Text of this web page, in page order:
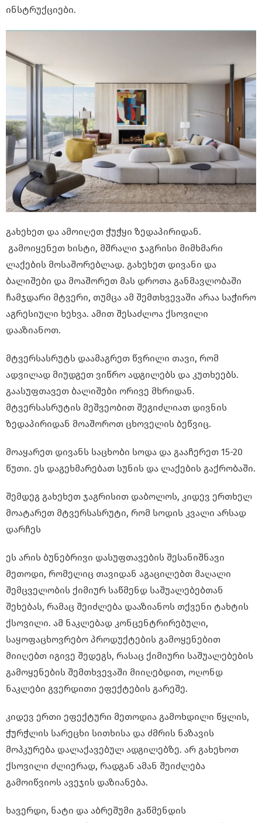
ინსტრუქციები.
გახეხეთ და ამოიღეთ ჭუჭყი ზედაპირიდან.
გამოიყენეთ ხისტი, მშრალი ჯაგრისი მიმხმარი
ლაქების მოსაშორებლად. გახეხეთ დივანი და
ბალიშები და მოაშორეთ მას დროთა განმავლობაში
ჩამჯდარი მტვერი, თუმცა ამ შემთხვევაში არაა საჭირო
აგრესიული ხეხვა. ამით შესაძლოა ქსოვილი
დააზიანოთ.
მტვერსასრუტს დაამაგრეთ წვრილი თავი, რომ
ადვილად მიუდგეთ ვიწრო ადგილებს და კუთხეებს.
გაასუფთავეთ ბალიშები ორივე მხრიდან.
მტვერსასრუტის მეშვეობით შეგიძლიათ დივნის
ზედაპირიდან მოაშოროთ ცხოველის ბეწვიც.
მოაყარეთ დივანს საცხობი სოდა და გააჩერეთ 15-20
წუთი. ეს დაგეხმარებათ სუნის და ლაქების გაქრობაში.
შემდეგ გახეხეთ ჯაგრისით დაბოლოს, კიდევ ერთხელ
მოატარეთ მტვერსასრუტი, რომ სოდის კვალი არსად
დარჩეს
ეს არის ბუნებრივი დასუფთავების შესანიშნავი
მეთოდი, რომელიც თავიდან აგაცილებთ მაღალი
შემცველობის ქიმიურ საწმენდ საშუალებებთან
შეხებას, რამაც შეიძლება დააზიანოს თქვენი ტახტის
ქსოვილი. ამ ნაკლებად კონცენტრირებული,
საყოფაცხოვრებო პროდუქტების გამოყენებით
მიიღებთ იგივე შედეგს, რასაც ქიმიური საშუალებების
გამოყენების შემთხვევაში მიიღებდით, ოღონდ
ნაკლები გვერდითი ეფექტების გარეშე.
კიდევ ერთი ეფექტური მეთოდია გამოხდილი წყლის,
ჭურჭლის სარეცხი სითხისა და ძმრის ნაზავის
მოპკურება დალაქავებულ ადგილებზე. არ გახეხოთ
ქსოვილი ძლიერად, რადგან ამან შეიძლება
გამოიწვიოს ავეჯის დაზიანება.
ხავერდი, ნატი და აბრეშუმი გაწმენდის